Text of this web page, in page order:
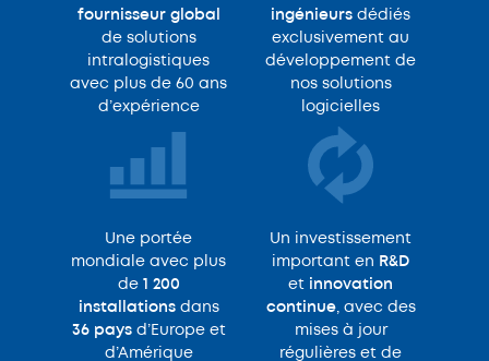
fournisseur global
de solutions
intralogistiques
avec plus de 60 ans
d’expérience
ingénieurs dédiés
exclusivement au
développement de
nos solutions
logicielles
Une portée
mondiale avec plus
de 1 200
installationsdans
36 paysd’Europe et
d’Amérique
Un investissement
important en R&D
et innovation
continue, avec des
mises à jour
régulières et de